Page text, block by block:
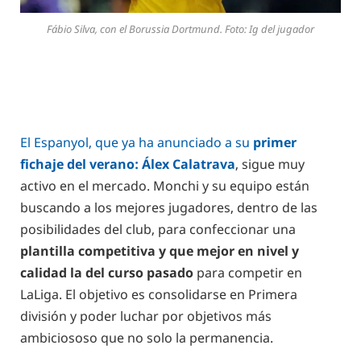
Fábio Silva, con el Borussia Dortmund. Foto: Ig del jugador
El Espanyol, que ya ha anunciado a su primer
fichaje del verano: Álex Calatrava, sigue muy
activo en el mercado. Monchi y su equipo están
buscando a los mejores jugadores, dentro de las
posibilidades del club, para confeccionar una
plantilla competitiva y que mejor en nivel y
calidad la del curso pasado para competir en
LaLiga. El objetivo es consolidarse en Primera
división y poder luchar por objetivos más
ambiciososo que no solo la permanencia.